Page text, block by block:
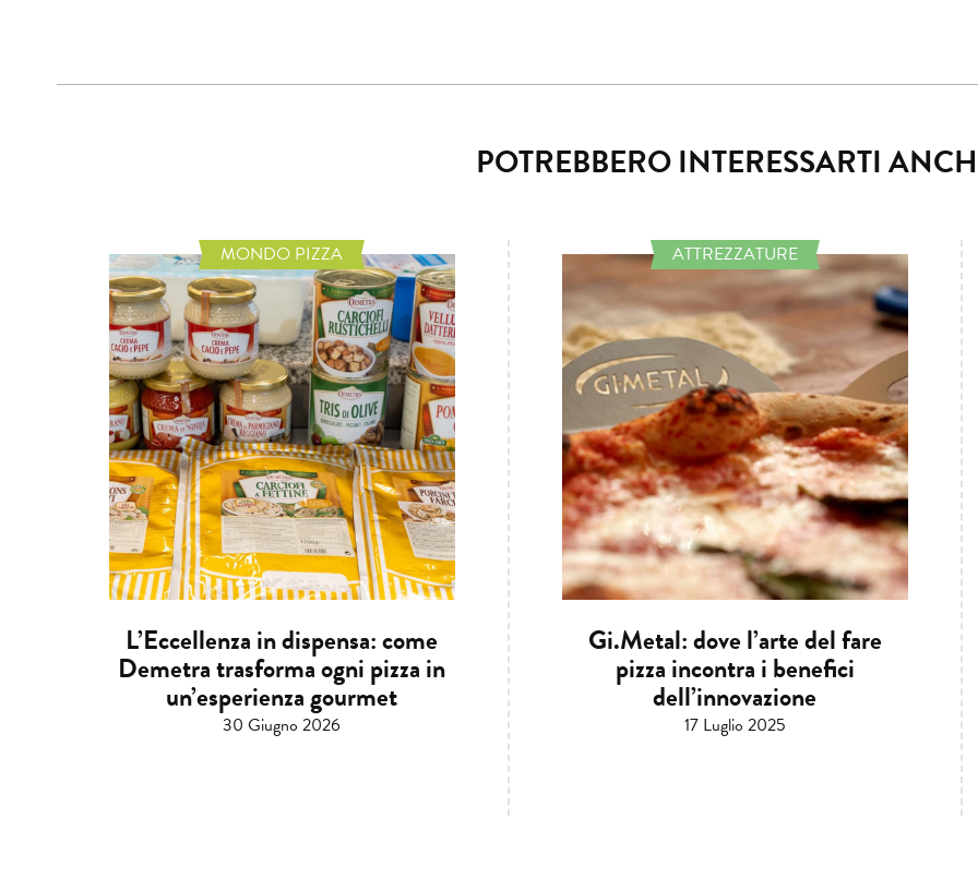
POTREBBERO INTERESSARTI
MONDO PIZZA
L’Eccellenza in dispensa: come
Demetra trasforma ogni pizza in
un’esperienza gourmet
30 Giugno 2026
ATTREZZATURE
Gi.Metal: dove l’arte del fare
pizza incontra i benefici
dell’innovazione
17 Luglio 2025